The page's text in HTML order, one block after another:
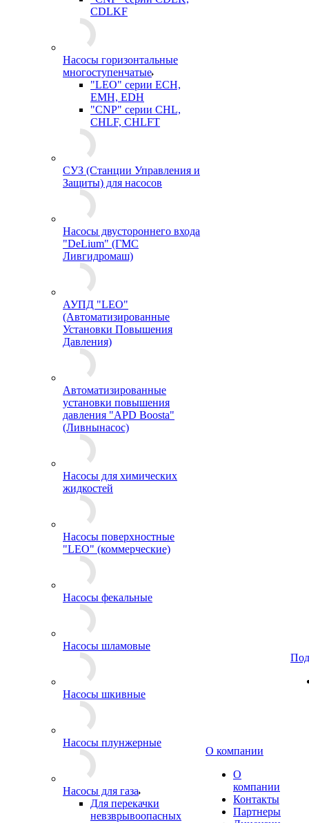
CDLKF
Насосы горизонтальные
многоступенчатые
"LEO" серии ECH,
EMH, EDH
"CNP" серии CHL,
CHLF, CHLFT
СУЗ (Станции Управления и
Защиты) для насосов
Насосы двустороннего входа
"DeLium" (ГМС
Ливгидромаш)
АУПД "LEO"
(Автоматизированные
Установки Повышения
Давления)
Автоматизированные
установки повышения
давления "APD Boosta"
(Ливнынасос)
Насосы для химических
жидкостей
Насосы поверхностные
"LEO" (коммерческие)
Насосы фекальные
Насосы шламовые
Насосы шкивные
Насосы плунжерные
Насосы для газа
Для перекачки
невзврывоопасных
О компании
О
компании
Контакты
Партнеры